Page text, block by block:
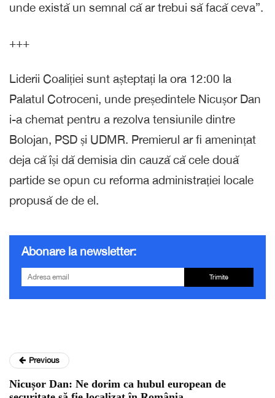
unde există un semnal că ar trebui să facă ceva”.
+++
Liderii Coaliției sunt așteptați la ora 12:00 la
Palatul Cotroceni, unde președintele Nicușor Dan
i-a chemat pentru a rezolva tensiunile dintre
Bolojan, PSD și UDMR. Premierul ar fi amenințat
deja că își dă demisia din cauză că cele două
partide se opun cu reforma administrației locale
propusă de de el.
Abonare la newsletter:
Trimite
Previous
Nicușor Dan: Ne dorim ca hubul european de